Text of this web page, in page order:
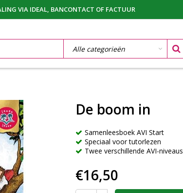
VIA IDEAL, BANCONTACT OF FACTUUR
De boom in
Samenleesboek AVI Start
Speciaal voor tutorlezen
Twee verschillende AVI-niveaus
€16,50